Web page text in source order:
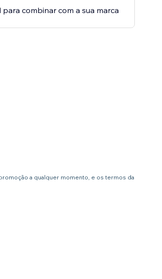
combinar com a sua marca
a qualquer momento, e os termos da